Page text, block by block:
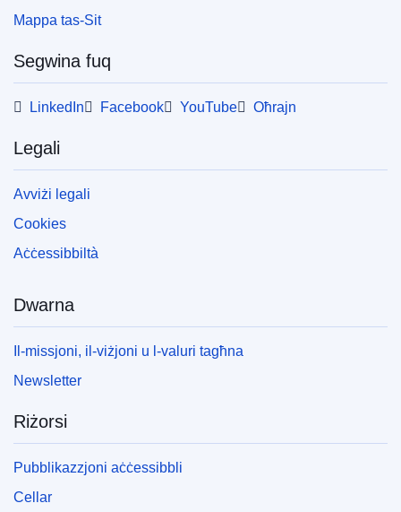
Mappa tas-Sit
Segwina fuq
LinkedIn Facebook YouTube Oħrajn
Legali
Avviżi legali
Cookies
Aċċessibbiltà
Dwarna
Il-missjoni, il-viżjoni u l-valuri tagħna
Newsletter
Riżorsi
Pubblikazzjoni aċċessibbli
Cellar